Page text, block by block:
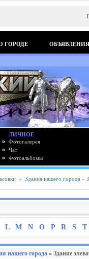
ГОРОДЕ ОБЪЯВЛЕНИЯ
ЛИЧНОЕ
Фотогалерея
Чат
Фотоальбомы
» Здания нашего города »
L M N O P R S T
нашего города » Здание